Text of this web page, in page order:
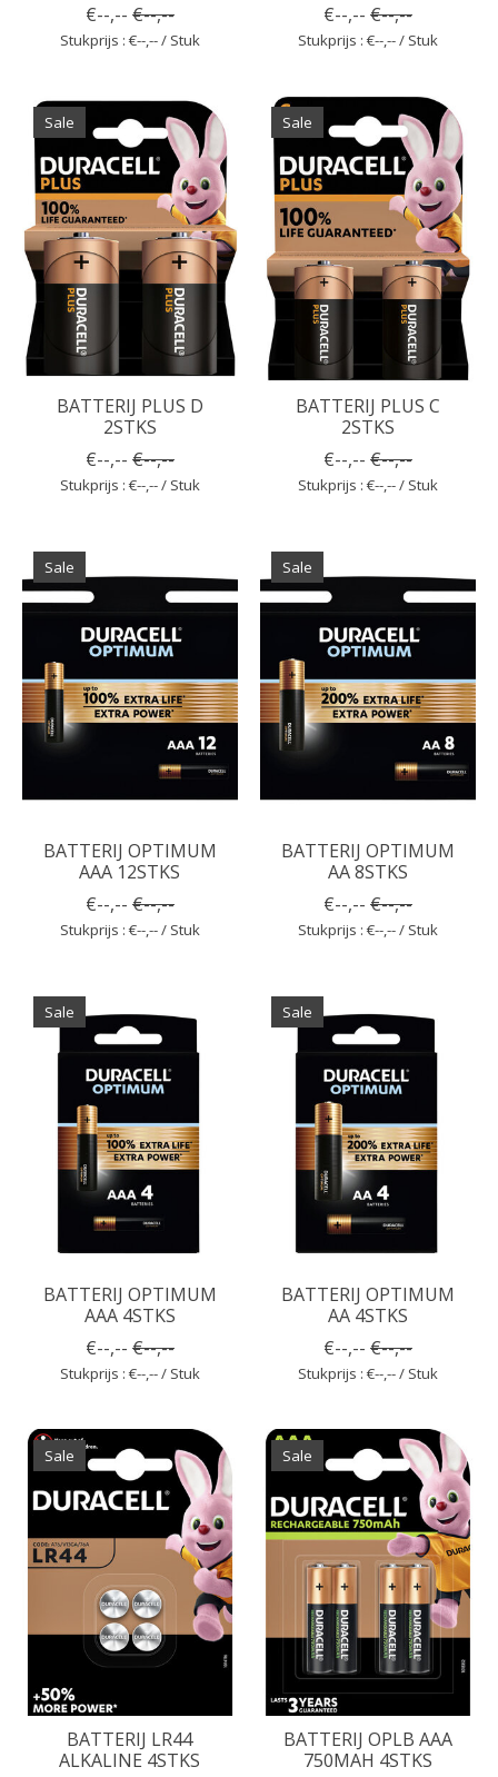
€--,-- €--,--
Stukprijs : €--,-- / Stuk
€--,-- €--,--
Stukprijs : €--,-- / Stuk
Sale
BATTERIJ PLUS D
2STKS
€--,-- €--,--
Stukprijs : €--,-- / Stuk
Sale
BATTERIJ PLUS C
2STKS
€--,-- €--,--
Stukprijs : €--,-- / Stuk
Sale
BATTERIJ OPTIMUM
AAA 12STKS
€--,-- €--,--
Stukprijs : €--,-- / Stuk
Sale
BATTERIJ OPTIMUM
AA 8STKS
€--,-- €--,--
Stukprijs : €--,-- / Stuk
Sale
BATTERIJ OPTIMUM
AAA 4STKS
€--,-- €--,--
Stukprijs : €--,-- / Stuk
Sale
BATTERIJ OPTIMUM
AA 4STKS
€--,-- €--,--
Stukprijs : €--,-- / Stuk
Sale
BATTERIJ LR44
ALKALINE 4STKS
Sale
BATTERIJ OPLB AAA
750MAH 4STKS